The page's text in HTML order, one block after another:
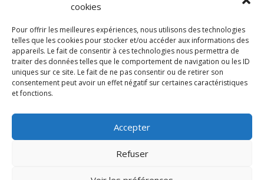
cookies
Pour offrir les meilleures expériences, nous utilisons des technologies
telles que les cookies pour stocker et/ou accéder aux informations des
appareils. Le fait de consentir à ces technologies nous permettra de
traiter des données telles que le comportement de navigation ou les ID
uniques sur ce site. Le fait de ne pas consentir ou de retirer son
consentement peut avoir un effet négatif sur certaines caractéristiques
et fonctions.
Accepter
Refuser
Ecole Jean Leuduger Plérin
Facebook de l’Apel Notre-Dame
Lien admin
Mentions légales
RGPD
Consigne VIGIPIRAT
Nos partenaires